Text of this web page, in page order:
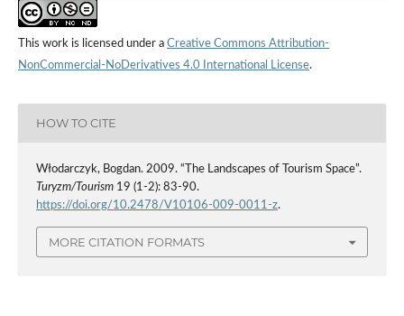
This work is licensed under a Creative Commons Attribution-
NonCommercial-NoDerivatives 4.0 International License.
HOW TO CITE
Włodarczyk, Bogdan. 2009. “The Landscapes of Tourism Space”.
Turyzm/Tourism19 (1-2): 83-90.
https://doi.org/10.2478/V10106-009-0011-z.
MORE CITATION FORMATS